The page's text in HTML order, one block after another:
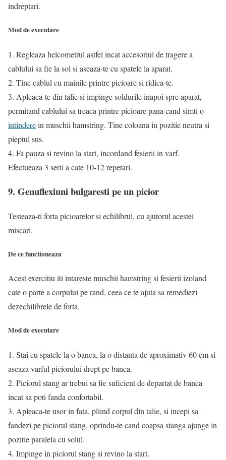
indreptari.
Mod de executare
1. Regleaza helcometrul astfel incat accesoriul de tragere a
cablului sa fie la sol si aseaza-te cu spatele la aparat.
2. Tine cablul cu mainile printre picioare si ridica-te.
3. Apleaca-te din talie si impinge soldurile inapoi spre aparat,
permitand cablului sa treaca printre picioare pana cand simti o
intinderein muschii hamstring. Tine coloana in pozitie neutra si
pieptul sus.
4. Fa pauza si revino la start, incordand fesierii in varf.
Efectueaza 3 serii a cate 10-12 repetari.
9. Genuflexiuni bulgaresti pe un picior
Testeaza-ti forta picioarelor si echilibrul, cu ajutorul acestei
miscari.
De ce functioneaza
Acest exercitiu iti intareste muschii hamstring si fesierii izoland
cate o parte a corpului pe rand, ceea ce te ajuta sa remediezi
dezechilibrele de forta.
Mod de executare
1. Stai cu spatele la o banca, la o distanta de aproximativ 60 cm si
aseaza varful piciorului drept pe banca.
2. Piciorul stang ar trebui sa fie suficient de departat de banca
incat sa poti fanda confortabil.
3. Apleaca-te usor in fata, pliind corpul din talie, si incepi sa
fandezi pe piciorul stang, oprindu-te cand coapsa stanga ajunge in
pozitie paralela cu solul.
4. Impinge in piciorul stang si revino la start.